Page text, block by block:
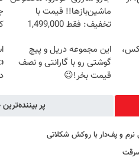
ماشین‌باز‌ها!! قیمت با
تخفیف: فقط 1,499,000
این مجموعه دریل و پیچ
گوشتی رو با گارانتی و نصف
قیمت بخر!😉
پر
و پف‌دار با روکش شکلاتی